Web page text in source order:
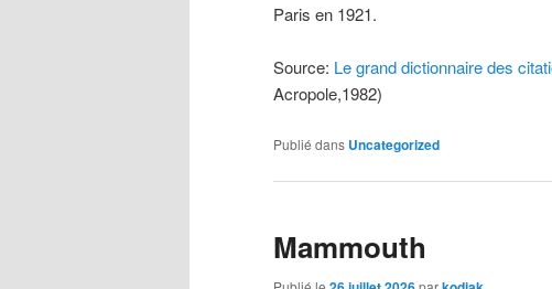
Paris en 1921.
Source: Le grand dictionnaire des
Acropole,1982)
Publié dans Uncategorized
Mammouth